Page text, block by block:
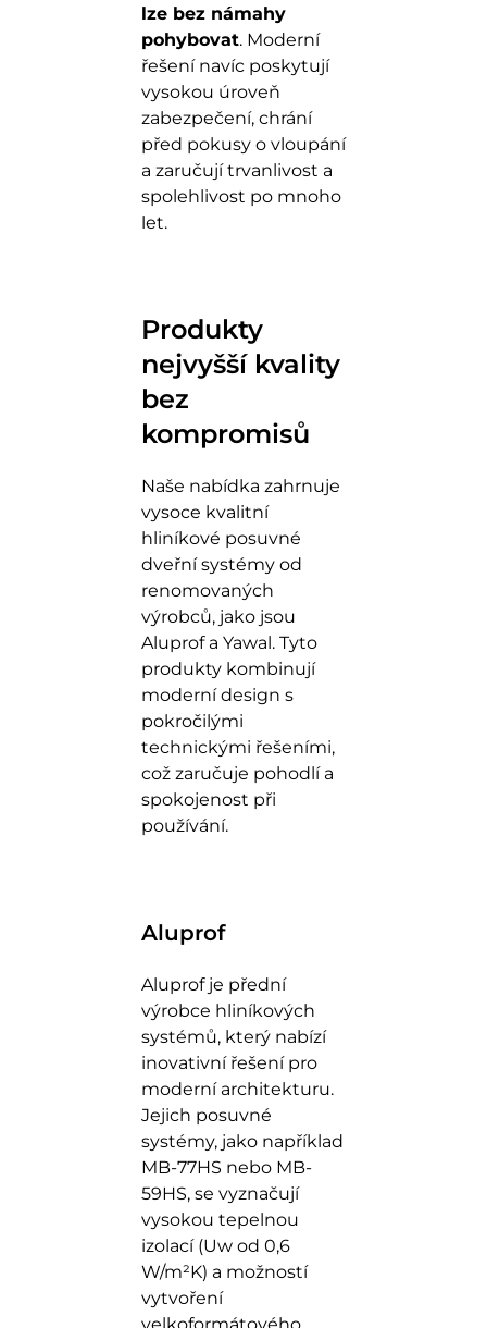
lze bez námahy
pohybovat. Moderní
řešení navíc poskytují
vysokou úroveň
zabezpečení, chrání
před pokusy o vloupání
a zaručují trvanlivost a
spolehlivost po mnoho
let.
Produkty
nejvyšší kvality
bez
kompromisů
Naše nabídka zahrnuje
vysoce kvalitní
hliníkové posuvné
dveřní systémy od
renomovaných
výrobců, jako jsou
Aluprof a Yawal. Tyto
produkty kombinují
moderní design s
pokročilými
technickými řešeními,
což zaručuje pohodlí a
spokojenost při
používání.
Aluprof
Aluprof je přední
výrobce hliníkových
systémů, který nabízí
inovativní řešení pro
moderní architekturu.
Jejich posuvné
systémy, jako například
MB-77HS nebo MB-
59HS, se vyznačují
vysokou tepelnou
izolací (Uw od 0,6
W/m²K) a možností
vytvoření